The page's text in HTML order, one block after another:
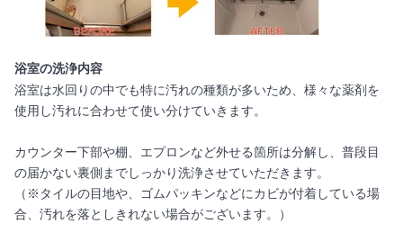
浴室の洗浄内容
浴室は水回りの中でも特に汚れの種類が多いため、様々な薬剤を
使用し汚れに合わせて使い分けていきます。
カウンター下部や棚、エプロンなど外せる箇所は分解し、普段目
の届かない裏側までしっかり洗浄させていただきます。
（※タイルの目地や、ゴムパッキンなどにカビが付着している場
合、汚れを落としきれない場合がございます。）